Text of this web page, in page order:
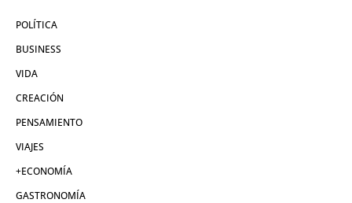
POLÍTICA
BUSINESS
VIDA
CREACIÓN
PENSAMIENTO
VIAJES
+ECONOMÍA
GASTRONOMÍA